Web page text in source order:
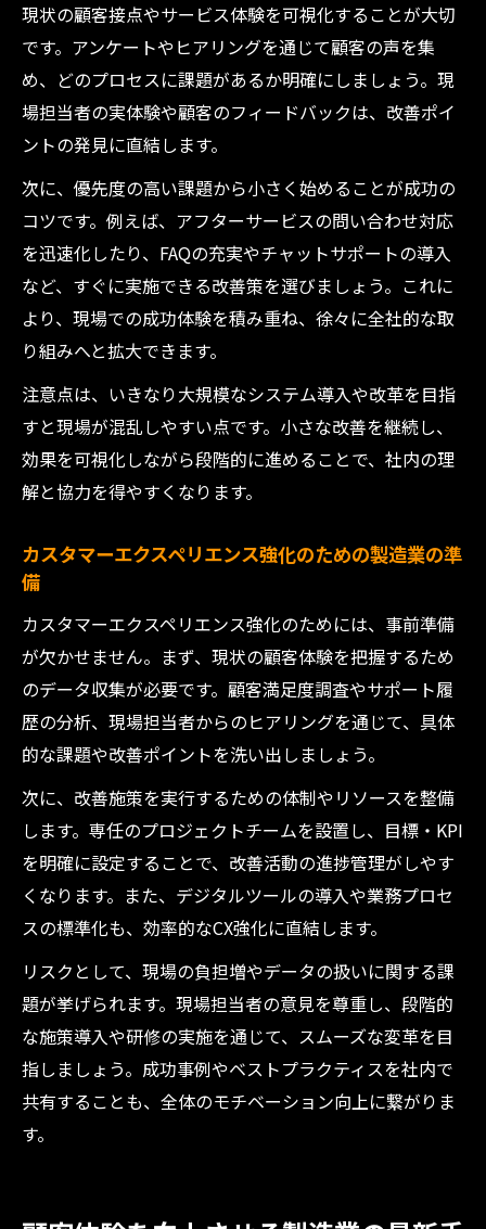
現状の顧客接点やサービス体験を可視化することが大切
です。アンケートやヒアリングを通じて顧客の声を集
め、どのプロセスに課題があるか明確にしましょう。現
場担当者の実体験や顧客のフィードバックは、改善ポイ
ントの発見に直結します。
次に、優先度の高い課題から小さく始めることが成功の
コツです。例えば、アフターサービスの問い合わせ対応
を迅速化したり、FAQの充実やチャットサポートの導入
など、すぐに実施できる改善策を選びましょう。これに
より、現場での成功体験を積み重ね、徐々に全社的な取
り組みへと拡大できます。
注意点は、いきなり大規模なシステム導入や改革を目指
すと現場が混乱しやすい点です。小さな改善を継続し、
効果を可視化しながら段階的に進めることで、社内の理
解と協力を得やすくなります。
カスタマーエクスペリエンス強化のための製造業の準
備
カスタマーエクスペリエンス強化のためには、事前準備
が欠かせません。まず、現状の顧客体験を把握するため
のデータ収集が必要です。顧客満足度調査やサポート履
歴の分析、現場担当者からのヒアリングを通じて、具体
的な課題や改善ポイントを洗い出しましょう。
次に、改善施策を実行するための体制やリソースを整備
します。専任のプロジェクトチームを設置し、目標・KPI
を明確に設定することで、改善活動の進捗管理がしやす
くなります。また、デジタルツールの導入や業務プロセ
スの標準化も、効率的なCX強化に直結します。
リスクとして、現場の負担増やデータの扱いに関する課
題が挙げられます。現場担当者の意見を尊重し、段階的
な施策導入や研修の実施を通じて、スムーズな変革を目
指しましょう。成功事例やベストプラクティスを社内で
共有することも、全体のモチベーション向上に繋がりま
す。